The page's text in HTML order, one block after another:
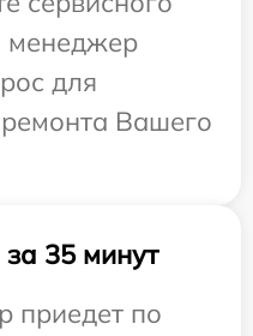
менеджер
для
Вашего
35 минут
приедет по